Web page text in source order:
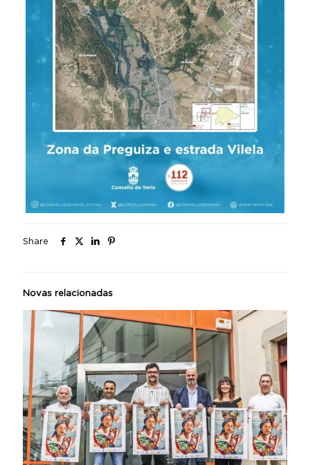
Share
Novas relacionadas